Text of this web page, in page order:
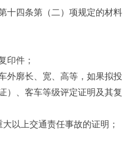
四条第（二）项规定的材料
印件；
廓长、宽、高等，如果拟投
）、客车等级评定证明及其复
以上交通责任事故的证明；